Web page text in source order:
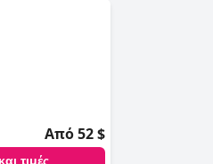
Από 52 $
τιμές